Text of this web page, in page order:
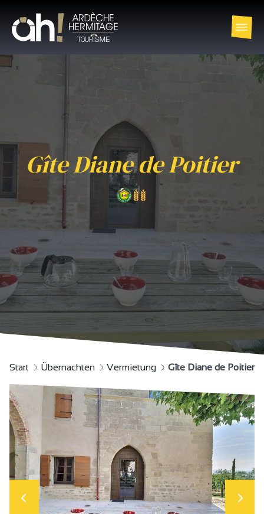
Gîte Diane de Poitier
Start Übernachten Vermietung Gîte Diane de Poitier